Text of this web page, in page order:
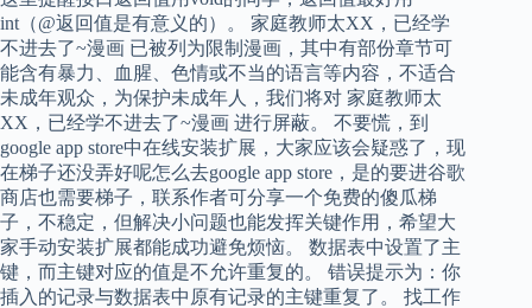
int（@返回值是有意义的）。 家庭教师太XX，已经学
不进去了~漫画 已被列为限制漫画，其中有部份章节可
能含有暴力、血腥、色情或不当的语言等内容，不适合
未成年观众，为保护未成年人，我们将对 家庭教师太
XX，已经学不进去了~漫画 进行屏蔽。 不要慌，到
google app store中在线安装扩展，大家应该会疑惑了，现
在梯子还没弄好呢怎么去google app store，是的要进谷歌
商店也需要梯子，联系作者可分享一个免费的傻瓜梯
子，不稳定，但解决小问题也能发挥关键作用，希望大
家手动安装扩展都能成功避免烦恼。 数据表中设置了主
键，而主键对应的值是不允许重复的。 错误提示为：你
插入的记录与数据表中原有记录的主键重复了。 找工作